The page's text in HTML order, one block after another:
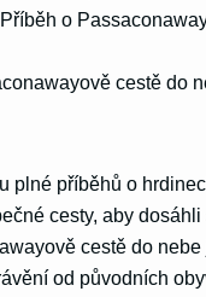
o
cestě do
plné příběhů o
cesty, aby dosáhli
cestě do nebe
od původních